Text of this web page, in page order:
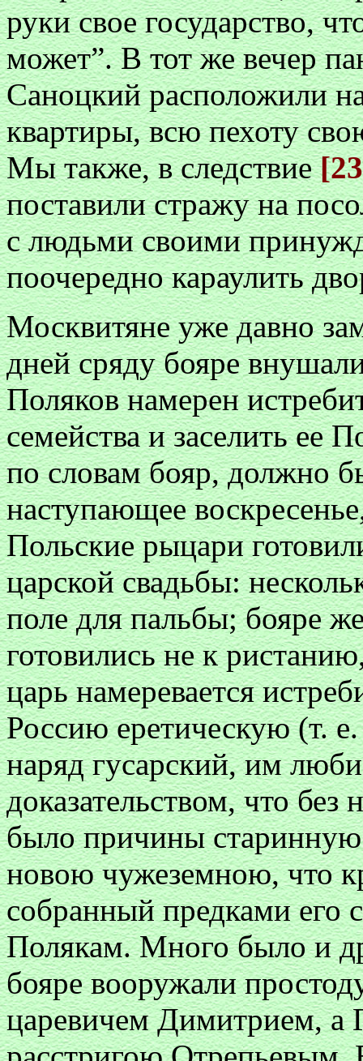
руки свое государство,
может”. В тот же вечер
Саноцкий расположили
квартиры, всю пехоту
Мы также, в следствие
поставили стражу на
с людьми своими
поочередно караулить
Москвитяне уже давно
дней сряду бояре
Поляков намерен
семейства и заселить ее
по словам бояр, должно
наступающее
Польские рыцари
царской свадьбы:
поле для пальбы; бояре
готовились не к
царь намеревается
Россию еретическую (т.
наряд гусарский, им
доказательством, что
было причины
новою чужеземною, что
собранный предками его
Полякам. Много было и
бояре вооружали
царевичем Димитрием,